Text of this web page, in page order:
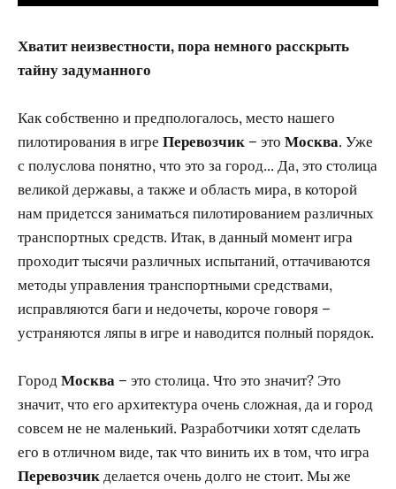
Хватит неизвестности, пора немного расскрыть
тайну задуманного
Как собственно и предпологалось, место нашего
пилотирования в игре Перевозчик – это Москва. Уже
с полуслова понятно, что это за город... Да, это столица
великой державы, а также и область мира, в которой
нам придетсся заниматься пилотированием различных
транспортных средств. Итак, в данный момент игра
проходит тысячи различных испытаний, оттачиваются
методы управления транспортными средствами,
исправляются баги и недочеты, короче говоря –
устраняются ляпы в игре и наводится полный порядок.
ГородМосква – это столица. Что это значит? Это
значит, что его архитектура очень сложная, да и город
совсем не не маленький. Разработчики хотят сделать
его в отличном виде, так что винить их в том, что игра
Перевозчикделается очень долго не стоит. Мы же